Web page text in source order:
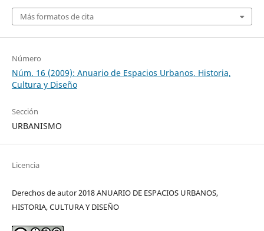
Más formatos de cita
Número
Núm. 16 (2009): Anuario de Espacios Urbanos, Historia,
Cultura y Diseño
Sección
URBANISMO
Licencia
Derechos de autor 2018 ANUARIO DE ESPACIOS URBANOS,
HISTORIA, CULTURA Y DISEÑO